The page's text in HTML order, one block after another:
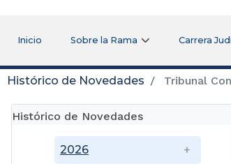
Inicio Sobre la Rama Carrera
Histórico de Novedades Tribunal
Histórico de Novedades
2026